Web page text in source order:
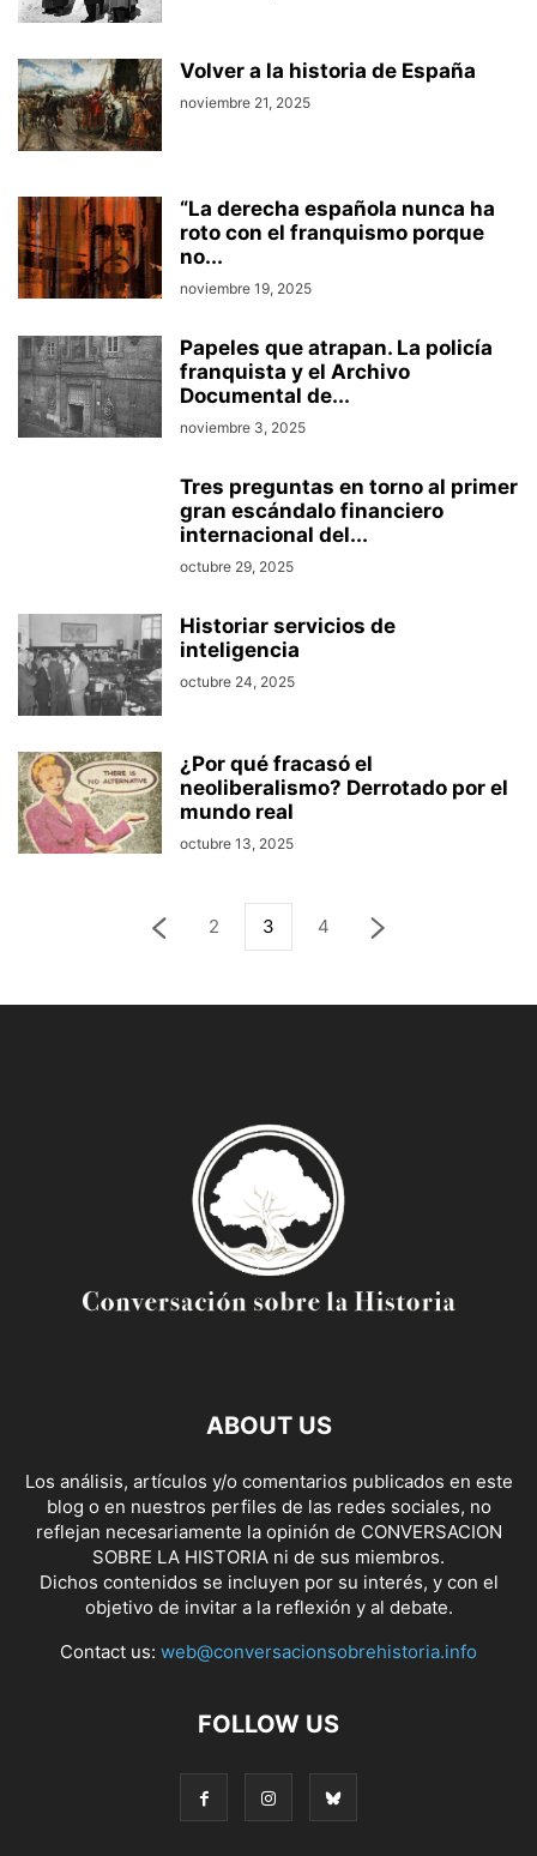
Volver a la historia de España
noviembre 21, 2025
“La derecha española nunca ha
roto con el franquismo porque
no...
noviembre 19, 2025
Papeles que atrapan. La policía
franquista y el Archivo
Documental de...
noviembre 3, 2025
Tres preguntas en torno al primer
gran escándalo financiero
internacional del...
octubre 29, 2025
Historiar servicios de
inteligencia
octubre 24, 2025
¿Por qué fracasó el
neoliberalismo? Derrotado por el
mundo real
octubre 13, 2025
2 3 4
ABOUT US
Los análisis, artículos y/o comentarios publicados en este
blog o en nuestros perfiles de las redes sociales, no
reflejan necesariamente la opinión de CONVERSACION
SOBRE LA HISTORIA ni de sus miembros.
Dichos contenidos se incluyen por su interés, y con el
objetivo de invitar a la reflexión y al debate.
Contact us: web@conversacionsobrehistoria.info
FOLLOW US